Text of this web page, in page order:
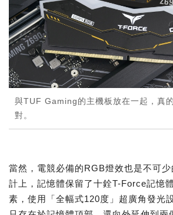
與TUF Gaming的主機板放在一起，真
對。
當然，電競必備的RGB燈效也是不可
計上，記憶體保留了十銓T-Force記憶
素，使用「全幅式120度」超廣角發光